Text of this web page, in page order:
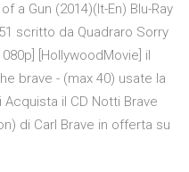
a Gun (2014)(It-En) Blu-Ray
scritto da Quadraro Sorry
[HollywoodMovie] il
brave - (max 40) usate la
il CD Notti Brave
di Carl Brave in offerta su